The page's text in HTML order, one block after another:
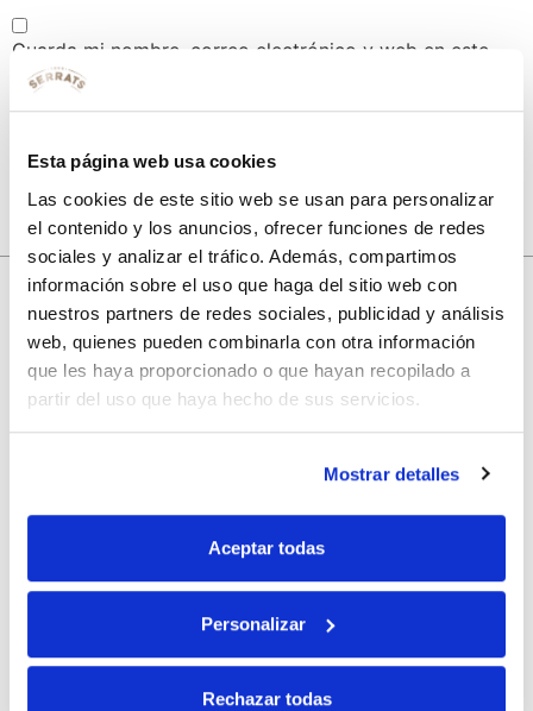
Esta página web usa cookies
Las cookies de este sitio web se usan para personalizar
el contenido y los anuncios, ofrecer funciones de redes
sociales y analizar el tráfico. Además, compartimos
información sobre el uso que haga del sitio web con
nuestros partners de redes sociales, publicidad y análisis
web, quienes pueden combinarla con otra información
que les haya proporcionado o que hayan recopilado a
partir del uso que haya hecho de sus servicios.
Mostrar detalles
Aceptar todas
Personalizar
Rechazar todas
Guarda mi nombre, correo electrónico y web en este
navegador para la próxima vez que comente.
10% de descuento
con tu primera compra.
disfruta deun 10% de descuentoen tu primera compra.
Si, he leído y acepto la política de protección de datos.